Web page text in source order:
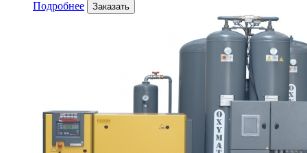
Подробнее Заказать